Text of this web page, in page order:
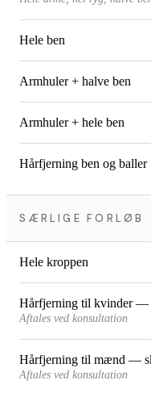
Hele ben
Armhuler + halve ben
Armhuler + hele ben
Hårfjerning ben og baller
SÆRLIGE FORLØB
Hele kroppen
Hårfjerning til kvinder —
Aftales ved konsultation
Hårfjerning til mænd —
Aftales ved konsultation